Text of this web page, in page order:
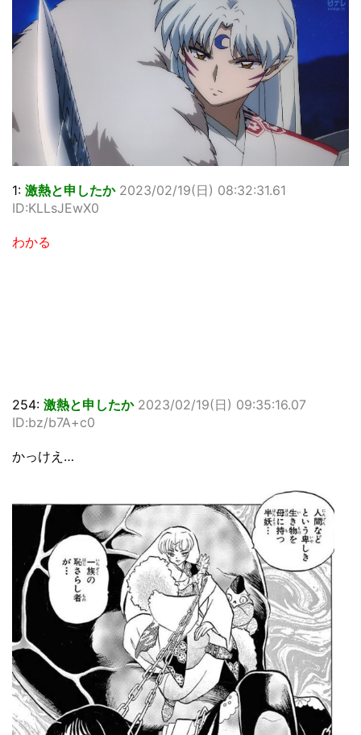
1: 激熱と申したか 2023/02/19(日) 08:32:31.61
ID:KLLsJEwX0
わかる
254: 激熱と申したか 2023/02/19(日) 09:35:16.07
ID:bz/b7A+c0
かっけえ…